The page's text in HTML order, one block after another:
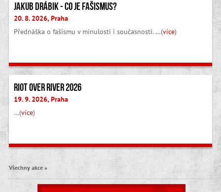
Jakub Drábik - Co je fašismus?
20. 8. 2026, Praha
Přednáška o fašismu v minulosti i současnosti. …(více)
Riot Over River 2026
19. 9. 2026, Praha
…(více)
Všechny akce »